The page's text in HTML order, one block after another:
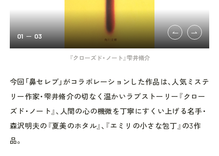
『クローズド・ノート』雫井脩介
01 03
今回「鼻セレブ」がコラボレーションした作品は、人気ミステ
リー作家・雫井脩介の切なく温かいラブストーリー『クロー
ズド・ノート』、人間の心の機微を丁寧にすくい上げる名手・
森沢明夫の『夏美のホタル』、『エミリの小さな包丁』の3作
品。